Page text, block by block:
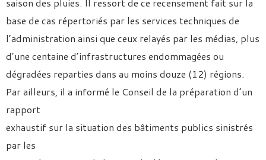
base de cas répertoriés par les services techniques de
l’administration ainsi que ceux relayés par les médias, plus
d’une centaine d’infrastructures endommagées ou
dégradées reparties dans au moins douze (12) régions.
Par ailleurs, il a informé le Conseil de la préparation d’un
rapport
exhaustif sur la situation des bâtiments publics sinistrés
par les